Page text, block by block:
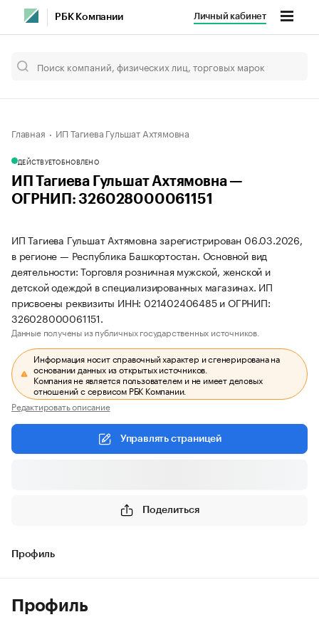
РБК Компании Личный кабинет
Главная ИП Тагиева Гульшат Ахтямовна
ДЕЙСТВУЕТОБНОВЛЕНО
ИП Тагиева Гульшат Ахтямовна —
ОГРНИП: 326028000061151
ИП Тагиева Гульшат Ахтямовна зарегистрирован 06.03.2026,
в регионе — Республика Башкортостан. Основной вид
деятельности: Торговля розничная мужской, женской и
детской одеждой в специализированных магазинах. ИП
присвоены реквизиты ИНН: 021402406485 и ОГРНИП:
326028000061151.
Данные получены из публичных государственных источников.
Информация носит справочный характер и сгенерирована на
основании данных из открытых источников.
Компания не является пользователем и не имеет деловых
отношений с сервисом РБК Компании.
Редактировать описание
Управлять страницей
Поделиться
Профиль
Профиль